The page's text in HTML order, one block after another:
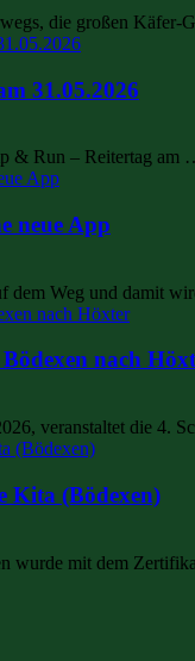
die großen Käfer-
31.05.2026
& Run – Reitertag am
neue App
dem Weg und damit
nach
veranstaltet die 4.
Kita (Bödexen)
wurde mit dem